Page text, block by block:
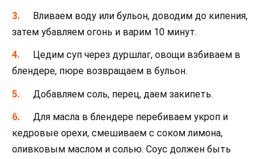
Вливаем воду или бульон, доводим до кипения,
затем убавляем огонь и варим 10 минут.
Цедим суп через дуршлаг, овощи взбиваем в
блендере, пюре возвращаем в бульон.
Добавляем соль, перец, даем закипеть.
Для масла в блендере перебиваем укроп и
кедровые орехи, смешиваем с соком лимона,
оливковым маслом и солью. Соус должен быть